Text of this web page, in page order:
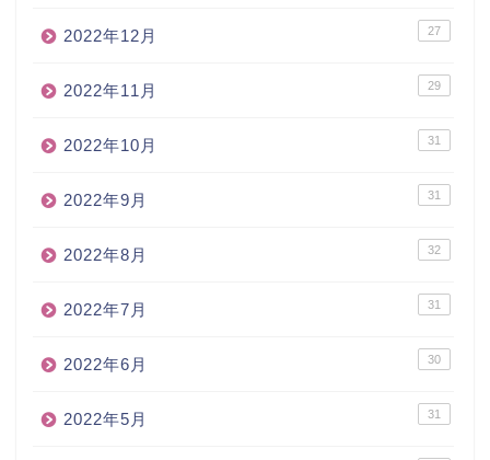
2022年12月 27
2022年11月 29
2022年10月 31
2022年9月 31
2022年8月 32
2022年7月 31
2022年6月 30
2022年5月 31